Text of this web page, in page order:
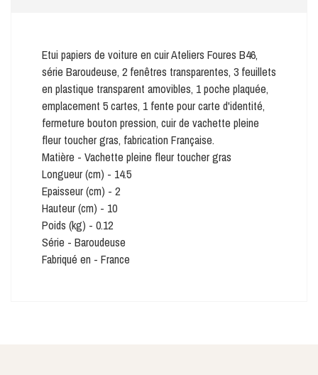
Etui papiers de voiture en cuir Ateliers Foures B46,
série Baroudeuse, 2 fenêtres transparentes, 3 feuillets
en plastique transparent amovibles, 1 poche plaquée,
emplacement 5 cartes, 1 fente pour carte d'identité,
fermeture bouton pression, cuir de vachette pleine
fleur toucher gras, fabrication Française.
Matière - Vachette pleine fleur toucher gras
Longueur (cm) - 14.5
Epaisseur (cm) - 2
Hauteur (cm) - 10
Poids (kg) - 0.12
Série - Baroudeuse
Fabriqué en - France